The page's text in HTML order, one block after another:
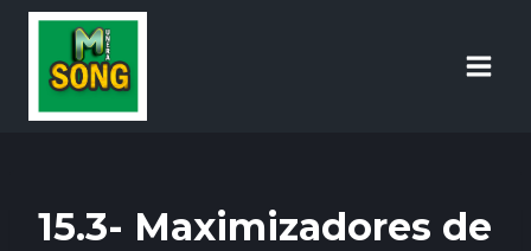
15.3- Maximizadores de